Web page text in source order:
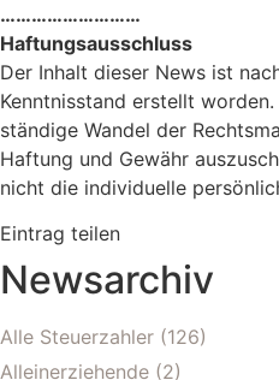
………………………
Haftungsausschluss
Der Inhalt dieser News ist
Kenntnisstand erstellt
ständige Wandel der
Haftung und Gewähr
nicht die individuelle
Eintrag teilen
Newsarchiv
Alle Steuerzahler (126)
Alleinerziehende (2)